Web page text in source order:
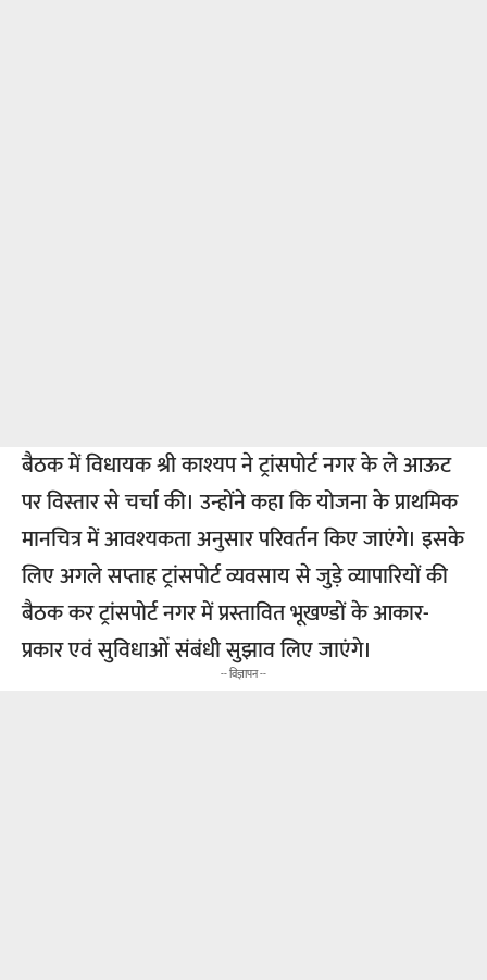
बैठक में विधायक श्री काश्यप ने ट्रांसपोर्ट नगर के ले आऊट
पर विस्तार से चर्चा की। उन्होंने कहा कि योजना के प्राथमिक
मानचित्र में आवश्यकता अनुसार परिवर्तन किए जाएंगे। इसके
लिए अगले सप्ताह ट्रांसपोर्ट व्यवसाय से जुड़े व्यापारियों की
बैठक कर ट्रांसपोर्ट नगर में प्रस्तावित भूखण्डों के आकार-
प्रकार एवं सुविधाओं संबंधी सुझाव लिए जाएंगे।
-- विज्ञापन --